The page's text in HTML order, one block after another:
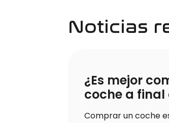
Noticias
¿Es mejor
coche a final
Comprar un coche